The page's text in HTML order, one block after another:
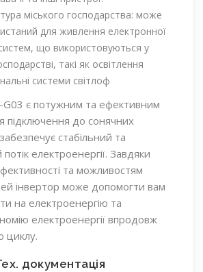
міського господарства: може
для живлення електронної
що використовуються у
такі як освітлення
системи світлоф
G03 є потужним та ефективним
підключення до сонячних
стабільний та
електроенергії. Завдяки
та можливостям
інвертор може допомогти вам
на електроенергію та
електроенергії впродовж
циклу.
документація